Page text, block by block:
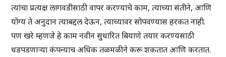
त्यांचा प्रत्यक्ष लागवडीसाठी वापर करण्याचे काम, त्याच्या संतीने, आणि
योग्य ते अनुदान त्याबद्दल देऊन, त्याच्यावर सोपवण्यास हरकत नाही.
पण खरे म्हणजे हे काम नवीन सुधारित बियाणे तयार करण्यसाठी
धडपडणाऱ्या कंपन्याच अधिक तळमळीने करू शकतात आणि करतात.